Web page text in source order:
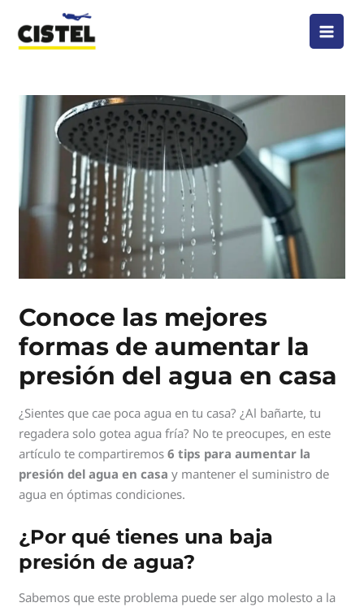
contenido
Conoce las mejores
formas de aumentar la
presión del agua en casa
¿Sientes que cae poca agua en tu casa? ¿Al bañarte, tu
regadera solo gotea agua fría? No te preocupes, en este
artículo te compartiremos 6 tips para aumentar la
presión del agua en casa y mantener el suministro de
agua en óptimas condiciones.
¿Por qué tienes una baja
presión de agua?
Sabemos que este problema puede ser algo molesto a la